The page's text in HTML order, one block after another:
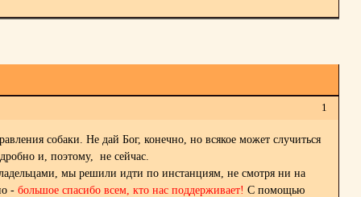
1
собаки. Не дай Бог, конечно, но всякое может случиться
и, поэтому, не сейчас.
мы решили идти по инстанциям, не смотря ни на
- большое спасибо всем, кто нас поддерживает! С помощью